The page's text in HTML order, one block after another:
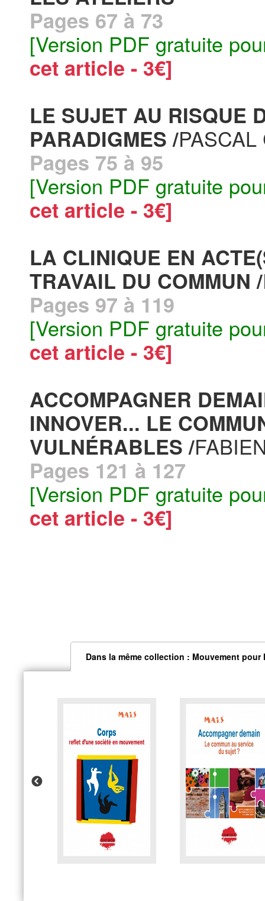
Pages 67 à 73
[Version PDF gratuite
cet article - 3€]
LE SUJET AU RISQUE
PARADIGMES /
Pages 75 à 95
[Version PDF gratuite
cet article - 3€]
LA CLINIQUE EN
TRAVAIL DU COMMUN /
Pages 97 à 119
[Version PDF gratuite
cet article - 3€]
ACCOMPAGNER
INNOVER... LE
VULNÉRABLES /
Pages 121 à 127
[Version PDF gratuite
cet article - 3€]
Dans la même collection : Mouvement